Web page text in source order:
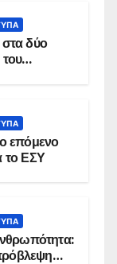
δύο
επόμενο
το ΕΣΥ